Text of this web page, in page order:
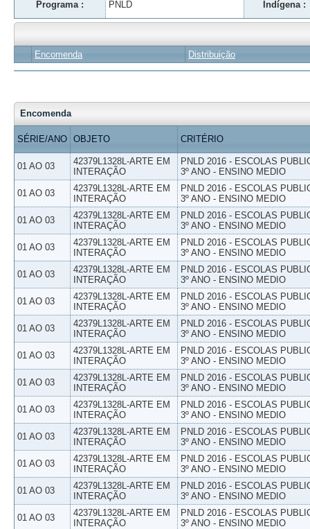
Programa : PNLD Indígena :
Encomenda Distribuição
Encomenda
SÉRIE/ANO OBJETO CRITÉRIO
01 AO 03
42379L1328L-ARTE EM
INTERAÇÃO
PNLD 2016 - ESCOLAS
3º ANO - ENSINO MEDIO
01 AO 03
42379L1328L-ARTE EM
INTERAÇÃO
PNLD 2016 - ESCOLAS
3º ANO - ENSINO MEDIO
01 AO 03
42379L1328L-ARTE EM
INTERAÇÃO
PNLD 2016 - ESCOLAS
3º ANO - ENSINO MEDIO
01 AO 03
42379L1328L-ARTE EM
INTERAÇÃO
PNLD 2016 - ESCOLAS
3º ANO - ENSINO MEDIO
01 AO 03
42379L1328L-ARTE EM
INTERAÇÃO
PNLD 2016 - ESCOLAS
3º ANO - ENSINO MEDIO
01 AO 03
42379L1328L-ARTE EM
INTERAÇÃO
PNLD 2016 - ESCOLAS
3º ANO - ENSINO MEDIO
01 AO 03
42379L1328L-ARTE EM
INTERAÇÃO
PNLD 2016 - ESCOLAS
3º ANO - ENSINO MEDIO
01 AO 03
42379L1328L-ARTE EM
INTERAÇÃO
PNLD 2016 - ESCOLAS
3º ANO - ENSINO MEDIO
01 AO 03
42379L1328L-ARTE EM
INTERAÇÃO
PNLD 2016 - ESCOLAS
3º ANO - ENSINO MEDIO
01 AO 03
42379L1328L-ARTE EM
INTERAÇÃO
PNLD 2016 - ESCOLAS
3º ANO - ENSINO MEDIO
01 AO 03
42379L1328L-ARTE EM
INTERAÇÃO
PNLD 2016 - ESCOLAS
3º ANO - ENSINO MEDIO
01 AO 03
42379L1328L-ARTE EM
INTERAÇÃO
PNLD 2016 - ESCOLAS
3º ANO - ENSINO MEDIO
01 AO 03
42379L1328L-ARTE EM
INTERAÇÃO
PNLD 2016 - ESCOLAS
3º ANO - ENSINO MEDIO
01 AO 03
42379L1328L-ARTE EM
INTERAÇÃO
PNLD 2016 - ESCOLAS
3º ANO - ENSINO MEDIO